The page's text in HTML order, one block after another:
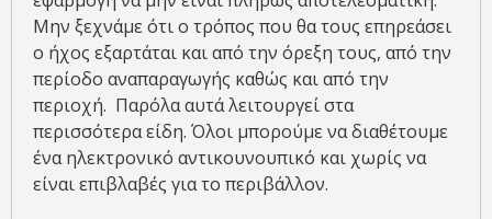
Μην ξεχνάμε ότι ο τρόπος που θα τους επηρεάσει
ο ήχος εξαρτάται και από την όρεξη τους, από την
περίοδο αναπαραγωγής καθώς και από την
περιοχή. Παρόλα αυτά λειτουργεί στα
περισσότερα είδη. Όλοι μπορούμε να διαθέτουμε
ένα ηλεκτρονικό αντικουνουπικό και χωρίς να
είναι επιβλαβές για το περιβάλλον.